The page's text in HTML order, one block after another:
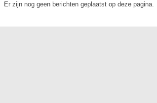
Er zijn nog geen berichten geplaatst op deze pagina.